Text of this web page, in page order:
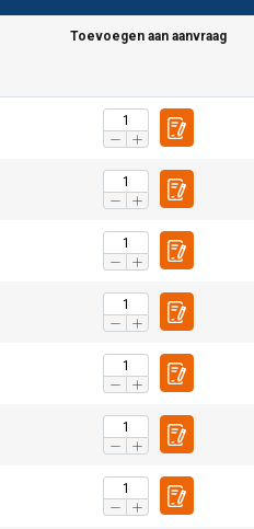
Toevoegen aan aanvraag
te analyseren. We
verzameld door